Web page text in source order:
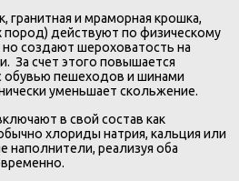
гранитная и мраморная крошка,
действуют по физическому
создают шероховатость на
За счет этого повышается
обувью пешеходов и шинами
уменьшает скольжение.
в свой состав как
хлориды натрия, кальция или
наполнители, реализуя оба